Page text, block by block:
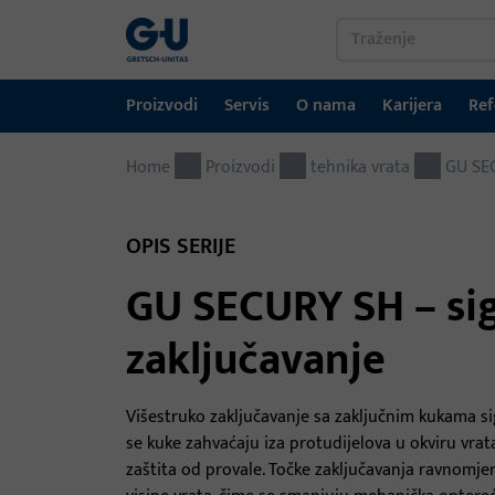
Proizvodi
Proizvodi
Automatski ulazni sustavi
Montažni materijal
Servis
Servis
O nama
O nama
Karijera
Karijera
Reference
Kontakt
Home Proizvodi tehnika vrata GU
OPIS SERIJE
GU SECURY SH –
zaključavanje
Višestruko zaključavanje sa zaključnim kukama
se kuke zahvaćaju iza protudijelova u okviru
zaštita od provale. Točke zaključavanja